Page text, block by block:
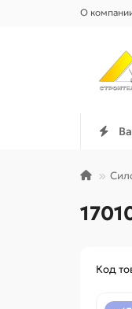
О
Код